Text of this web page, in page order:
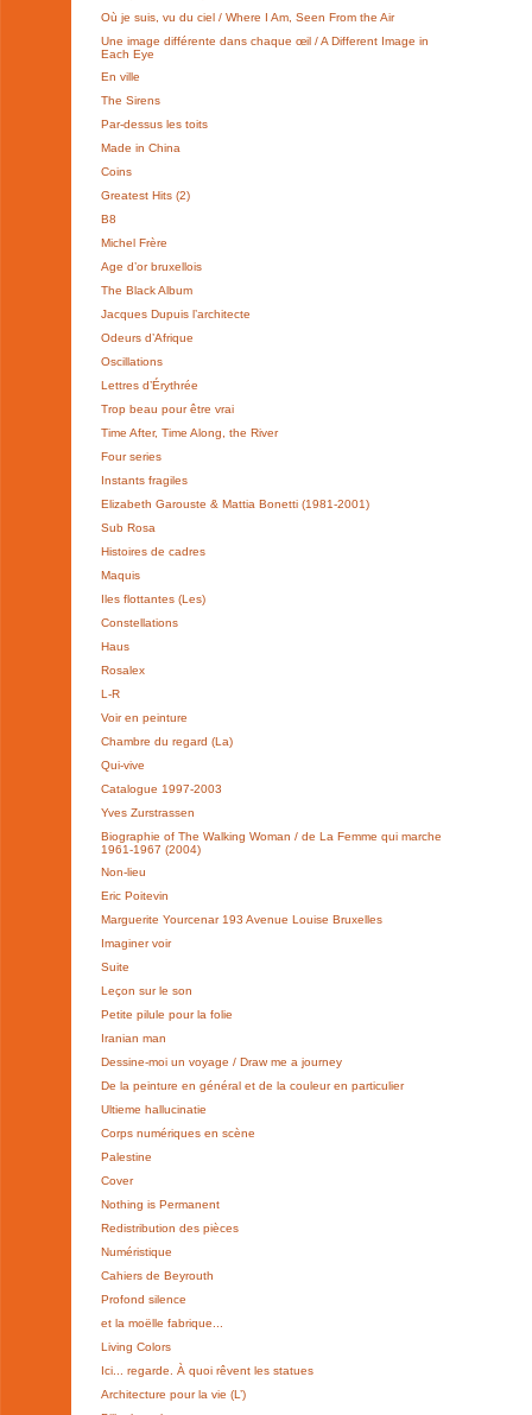
Où je suis, vu du ciel / Where I Am, Seen From the Air
Une image différente dans chaque œil / A Different Image in
Each Eye
En ville
The Sirens
Par-dessus les toits
Made in China
Coins
Greatest Hits (2)
B8
Michel Frère
Age d’or bruxellois
The Black Album
Jacques Dupuis l’architecte
Odeurs d’Afrique
Oscillations
Lettres d’Érythrée
Trop beau pour être vrai
Time After, Time Along, the River
Four series
Instants fragiles
Elizabeth Garouste & Mattia Bonetti (1981-2001)
Sub Rosa
Histoires de cadres
Maquis
Iles flottantes (Les)
Constellations
Haus
Rosalex
L-R
Voir en peinture
Chambre du regard (La)
Qui-vive
Catalogue 1997-2003
Yves Zurstrassen
Biographie of The Walking Woman / de La Femme qui marche
1961-1967 (2004)
Non-lieu
Eric Poitevin
Marguerite Yourcenar 193 Avenue Louise Bruxelles
Imaginer voir
Suite
Leçon sur le son
Petite pilule pour la folie
Iranian man
Dessine-moi un voyage / Draw me a journey
De la peinture en général et de la couleur en particulier
Ultieme hallucinatie
Corps numériques en scène
Palestine
Cover
Nothing is Permanent
Redistribution des pièces
Numéristique
Cahiers de Beyrouth
Profond silence
et la moëlle fabrique...
Living Colors
Ici... regarde. À quoi rêvent les statues
Architecture pour la vie (L’)